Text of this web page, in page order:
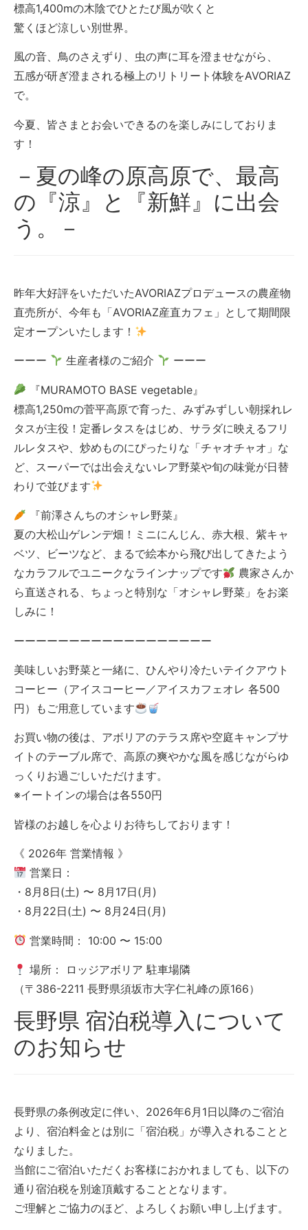
標高1,400mの木陰でひとたび風が吹くと
驚くほど涼しい別世界。
風の音、鳥のさえずり、虫の声に耳を澄ませながら、
五感が研ぎ澄まされる極上のリトリート体験をAVORIAZ
で。
今夏、皆さまとお会いできるのを楽しみにしておりま
す！
－夏の峰の原高原で、最高
の『涼』と『新鮮』に出会
う。－
昨年大好評をいただいたAVORIAZプロデュースの農産物
直売所が、今年も「AVORIAZ産直カフェ」として期間限
定オープンいたします！
ーーー 生産者様のご紹介 ーーー
『MURAMOTO BASE vegetable』
標高1,250mの菅平高原で育った、みずみずしい朝採れレ
タスが主役！定番レタスをはじめ、サラダに映えるフリ
ルレタスや、炒めものにぴったりな「チャオチャオ」な
ど、スーパーでは出会えないレア野菜や旬の味覚が日替
わりで並びます
『前澤さんちのオシャレ野菜』
夏の大松山ゲレンデ畑！ミニにんじん、赤大根、紫キャ
ベツ、ビーツなど、まるで絵本から飛び出してきたよう
なカラフルでユニークなラインナップです
農家さんか
ら直送される、ちょっと特別な「オシャレ野菜」をお楽
しみに！
ーーーーーーーーーーーーーーーーーー
美味しいお野菜と一緒に、ひんやり冷たいテイクアウト
コーヒー（アイスコーヒー／アイスカフェオレ 各500
円）もご用意しています
お買い物の後は、アボリアのテラス席や空庭キャンプサ
イトのテーブル席で、高原の爽やかな風を感じながらゆ
っくりお過ごしいただけます。
※イートインの場合は各550円
皆様のお越しを心よりお待ちしております！
《 2026年 営業情報 》
営業日：
・8月8日(土) 〜 8月17日(月)
・8月22日(土) 〜 8月24日(月)
営業時間： 10:00 〜 15:00
場所： ロッジアボリア 駐車場隣
（〒386-2211 長野県須坂市大字仁礼峰の原166）
長野県 宿泊税導入について
のお知らせ
長野県の条例改定に伴い、2026年6月1日以降のご宿泊
より、宿泊料金とは別に「宿泊税」が導入されることと
なりました。
当館にご宿泊いただくお客様におかれましても、以下の
通り宿泊税を別途頂戴することとなります。
ご理解とご協力のほど、よろしくお願い申し上げます。